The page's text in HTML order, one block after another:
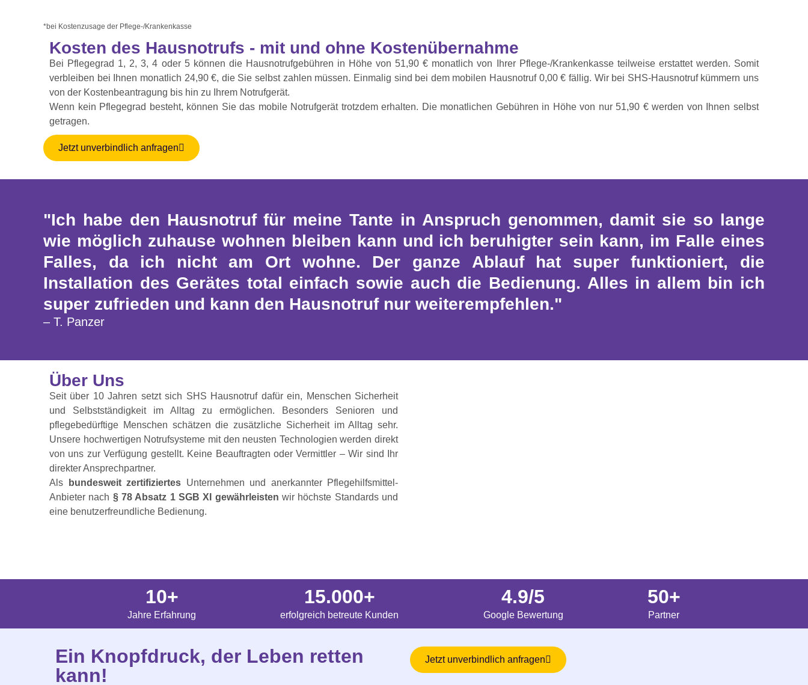
*bei Kostenzusage der Pflege-/Krankenkasse
Kosten des Hausnotrufs - mit und ohne Kostenübernahme​
Bei Pflegegrad 1, 2, 3, 4 oder 5 können die Hausnotrufgebühren in Höhe von 51,90 € monatlich von Ihrer Pflege-/Krankenkasse teilweise erstattet werden. Somit
verbleiben bei Ihnen monatlich 24,90 €, die Sie selbst zahlen müssen. Einmalig sind bei dem mobilen Hausnotruf 0,00 € fällig. Wir bei SHS-Hausnotruf kümmern uns
von der Kostenbeantragung bis hin zu Ihrem Notrufgerät.
Wenn kein Pflegegrad besteht, können Sie das mobile Notrufgerät trotzdem erhalten. Die monatlichen Gebühren in Höhe von nur 51,90 € werden von Ihnen selbst
getragen.
Jetzt unverbindlich anfragen
"Ich habe den Hausnotruf für meine Tante in Anspruch genommen, damit sie so lange
wie möglich zuhause wohnen bleiben kann und ich beruhigter sein kann, im Falle eines
Falles, da ich nicht am Ort wohne. Der ganze Ablauf hat super funktioniert, die
Installation des Gerätes total einfach sowie auch die Bedienung. Alles in allem bin ich
super zufrieden und kann den Hausnotruf nur weiterempfehlen."
– T. Panzer
Über Uns
Seit über 10 Jahren setzt sich SHS Hausnotruf dafür ein, Menschen Sicherheit
und Selbstständigkeit im Alltag zu ermöglichen. Besonders Senioren und
pflegebedürftige Menschen schätzen die zusätzliche Sicherheit im Alltag sehr.
Unsere hochwertigen Notrufsysteme mit den neusten Technologien werden direkt
von uns zur Verfügung gestellt. Keine Beauftragten oder Vermittler – Wir sind Ihr
direkter Ansprechpartner.
Als
bundesweit zertifiziertes Unternehmen und anerkannter Pflegehilfsmittel-
Anbieter nach § 78 Absatz 1 SGB XI gewährleisten wir höchste Standards und
eine benutzerfreundliche Bedienung.
10+
Jahre Erfahrung
15.000+
erfolgreich betreute Kunden
4.9/5
Google Bewertung
50+
Partner
Ein Knopfdruck, der Leben retten
kann!
Jetzt unverbindlich anfragen